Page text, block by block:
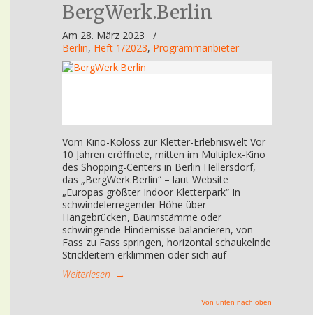
BergWerk.Berlin
Am 28. März 2023
/
Berlin, Heft 1/2023, Programmanbieter
Vom Kino-Koloss zur Kletter-Erlebniswelt Vor
10 Jahren eröffnete, mitten im Multiplex-Kino
des Shopping-Centers in Berlin Hellersdorf,
das „BergWerk.Berlin“ – laut Website
„Europas größter Indoor Kletterpark“ In
schwindelerregender Höhe über
Hängebrücken, Baumstämme oder
schwingende Hindernisse balancieren, von
Fass zu Fass springen, horizontal schaukelnde
Strickleitern erklimmen oder sich auf
Weiterlesen →
Von unten nach oben